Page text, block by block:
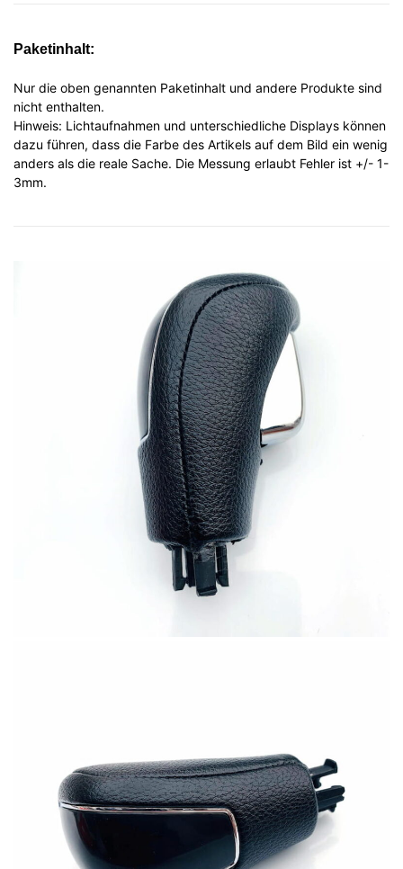
Paketinhalt:
Nur die oben genannten Paketinhalt und andere Produkte sind
nicht enthalten.
Hinweis: Lichtaufnahmen und unterschiedliche Displays können
dazu führen, dass die Farbe des Artikels auf dem Bild ein wenig
anders als die reale Sache. Die Messung erlaubt Fehler ist +/- 1-
3mm.